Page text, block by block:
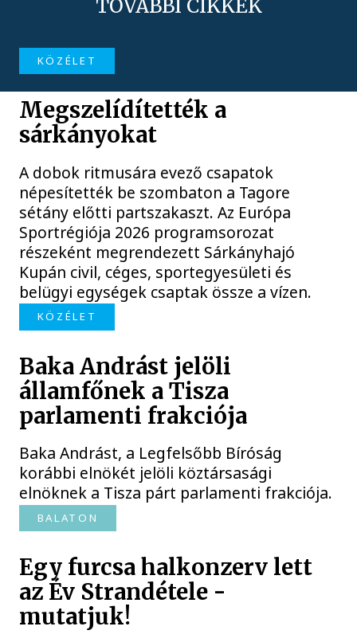
TOVÁBBI CIKKEK
KÖZÉLET
Megszelídítették a
sárkányokat
A dobok ritmusára evező csapatok
népesítették be szombaton a Tagore
sétány előtti partszakaszt. Az Európa
Sportrégiója 2026 programsorozat
részeként megrendezett Sárkányhajó
Kupán civil, céges, sportegyesületi és
belügyi egységek csaptak össze a vízen.
KÖZÉLET
Baka Andrást jelöli
államfőnek a Tisza
parlamenti frakciója
Baka Andrást, a Legfelsőbb Bíróság
korábbi elnökét jelöli köztársasági
elnöknek a Tisza párt parlamenti frakciója.
BALATON
Egy furcsa halkonzerv lett
az Év Strandétele -
mutatjuk!